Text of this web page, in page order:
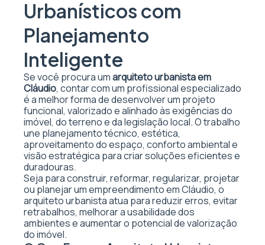
Urbanísticos com
Planejamento
Inteligente
Se você procura umarquiteto urbanista em
Cláudio, contar com um profissional especializado
é a melhor forma de desenvolver um projeto
funcional, valorizado e alinhado às exigências do
imóvel, do terreno e da legislação local. O trabalho
une planejamento técnico, estética,
aproveitamento do espaço, conforto ambiental e
visão estratégica para criar soluções eficientes e
duradouras.
Seja para construir, reformar, regularizar, projetar
ou planejar um empreendimento em Cláudio, o
arquiteto urbanista atua para reduzir erros, evitar
retrabalhos, melhorar a usabilidade dos
ambientes e aumentar o potencial de valorização
do imóvel.